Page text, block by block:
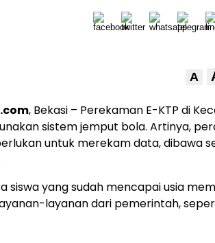
A
, Bekasi – Perekaman E-KTP di
sistem jemput bola. Artinya,
untuk merekam data, dibawa
siswa yang sudah mencapai usia
layanan dari pemerintah,